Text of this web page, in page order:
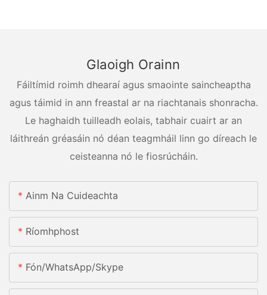
Glaoigh Orainn
Fáiltímid roimh dhearaí agus smaointe saincheaptha
agus táimid in ann freastal ar na riachtanais shonracha.
Le haghaidh tuilleadh eolais, tabhair cuairt ar an
láithreán gréasáin nó déan teagmháil linn go díreach le
ceisteanna nó le fiosrúcháin.
Ainm Na Cuideachta
Ríomhphost
Fón/whatsApp/skype